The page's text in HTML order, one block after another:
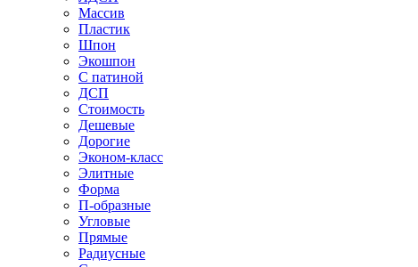
Массив
Пластик
Шпон
Экошпон
С патиной
ДСП
Стоимость
Дешевые
Дорогие
Эконом-класс
Элитные
Форма
П-образные
Угловые
Прямые
Радиусные